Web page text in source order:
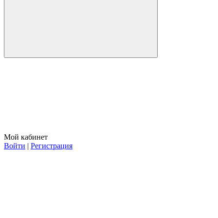
Мой кабинет
Войти | Регистрация